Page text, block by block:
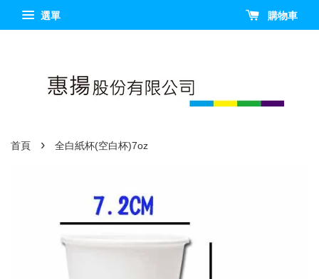
選單 購物車
首頁 › 全白紙杯(空白杯)7oz